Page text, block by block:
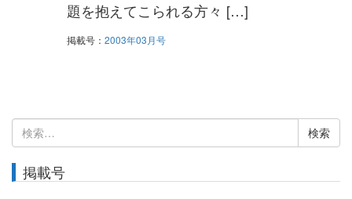
題を抱えてこられる方々 […]
掲載号： 2003年03月号
検
索:
掲載号